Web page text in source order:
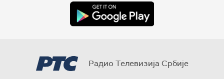
Радио Телевизија Србије